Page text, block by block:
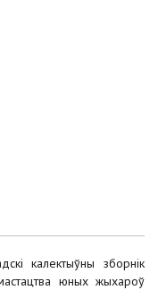
калектыўны зборнік
юных жыхароў